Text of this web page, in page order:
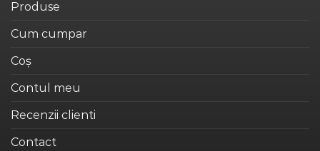
fi
Produse
Cum cumpar
Coș
Contul meu
Recenzii clienti
Contact